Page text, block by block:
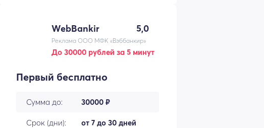
WebBankir 5,0
Реклама ООО МФК «Вэббанкир»
До 30000 рублей за 5 минут
Первый бесплатно
Сумма до: 30000 ₽
Срок (дни): от 7 до 30 дней